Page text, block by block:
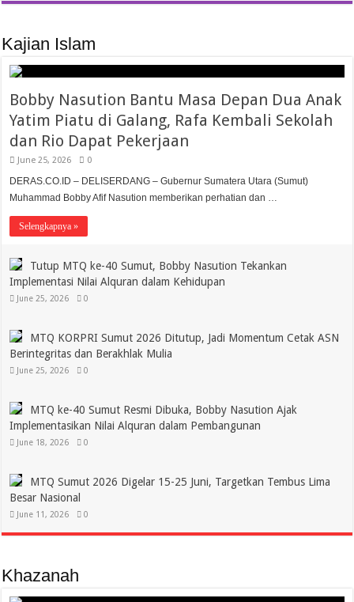
Kajian Islam
Bobby Nasution Bantu Masa Depan Dua Anak
Yatim Piatu di Galang, Rafa Kembali Sekolah
dan Rio Dapat Pekerjaan
June 25, 2026 0
DERAS.CO.ID – DELISERDANG – Gubernur Sumatera Utara (Sumut)
Muhammad Bobby Afif Nasution memberikan perhatian dan …
Selengkapnya »
Tutup MTQ ke-40 Sumut, Bobby Nasution Tekankan
Implementasi Nilai Alquran dalam Kehidupan
June 25, 2026 0
MTQ KORPRI Sumut 2026 Ditutup, Jadi Momentum Cetak ASN
Berintegritas dan Berakhlak Mulia
June 25, 2026 0
MTQ ke-40 Sumut Resmi Dibuka, Bobby Nasution Ajak
Implementasikan Nilai Alquran dalam Pembangunan
June 18, 2026 0
MTQ Sumut 2026 Digelar 15-25 Juni, Targetkan Tembus Lima
Besar Nasional
June 11, 2026 0
Khazanah